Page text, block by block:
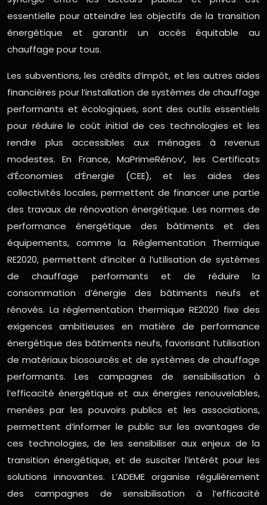
essentielle pour atteindre les objectifs de la transition
énergétique et garantir un accès équitable au
chauffage pour tous.
Les subventions, les crédits d’impôt, et les autres aides
financières pour l’installation de systèmes de chauffage
performants et écologiques, sont des outils essentiels
pour réduire le coût initial de ces technologies et les
rendre plus accessibles aux ménages à revenus
modestes. En France, MaPrimeRénov’, les Certificats
d’Économies d’Énergie (CEE), et les aides des
collectivités locales, permettent de financer une partie
des travaux de rénovation énergétique. Les normes de
performance énergétique des bâtiments et des
équipements, comme la Réglementation Thermique
RE2020, permettent d’inciter à l’utilisation de systèmes
de chauffage performants et de réduire la
consommation d’énergie des bâtiments neufs et
rénovés. La réglementation thermique RE2020 fixe des
exigences ambitieuses en matière de performance
énergétique des bâtiments neufs, favorisant l’utilisation
de matériaux biosourcés et de systèmes de chauffage
performants. Les campagnes de sensibilisation à
l’efficacité énergétique et aux énergies renouvelables,
menées par les pouvoirs publics et les associations,
permettent d’informer le public sur les avantages de
ces technologies, de les sensibiliser aux enjeux de la
transition énergétique, et de susciter l’intérêt pour les
solutions innovantes. L’ADEME organise régulièrement
des campagnes de sensibilisation à l’efficacité